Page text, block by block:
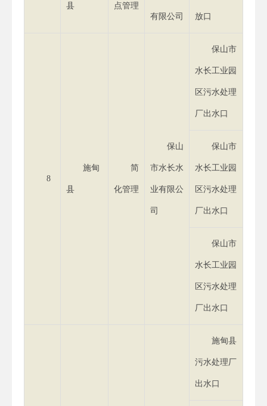
县 点管理
有限公司 放口
8
施甸
县
简
化管理
保山
市水长水
业有限公
司
保山市
水长工业园
区污水处理
厂出水口
保山市
水长工业园
区污水处理
厂出水口
保山市
水长工业园
区污水处理
厂出水口
施甸县
污水处理厂
出水口